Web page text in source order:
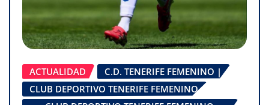
ACTUALIDAD
C.D. TENERIFE FEMENINO |
CLUB DEPORTIVO TENERIFE FEMENINO